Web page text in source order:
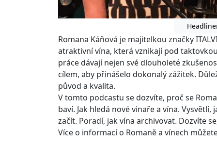
Romana Káňová je majitelkou značky
atraktivní vína, která vznikají pod
práce dávají nejen své dlouholeté
cílem, aby přinášelo dokonalý zážitek.
původ a kvalita.
V tomto podcastu se dozvíte, proč se
baví. Jak hledá nové vinaře a vína.
začít. Poradí, jak vína archivovat. Dozvíte
Více o informací o Romaně a vínech